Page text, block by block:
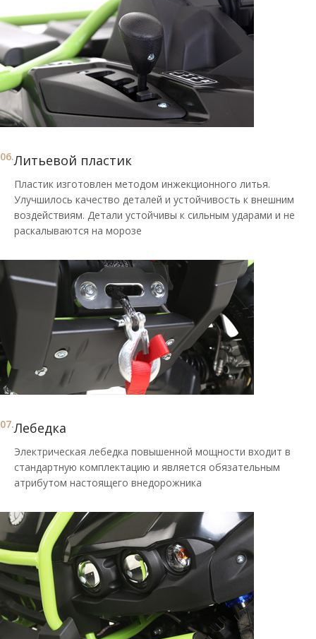
06.Литьевой пластик
Пластик изготовлен методом инжекционного литья.
Улучшилось качество деталей и устойчивость к внешним
воздействиям. Детали устойчивы к сильным ударами и не
раскалываются на морозе
07.Лебедка
Электрическая лебедка повышенной мощности входит в
стандартную комплектацию и является обязательным
атрибутом настоящего внедорожника